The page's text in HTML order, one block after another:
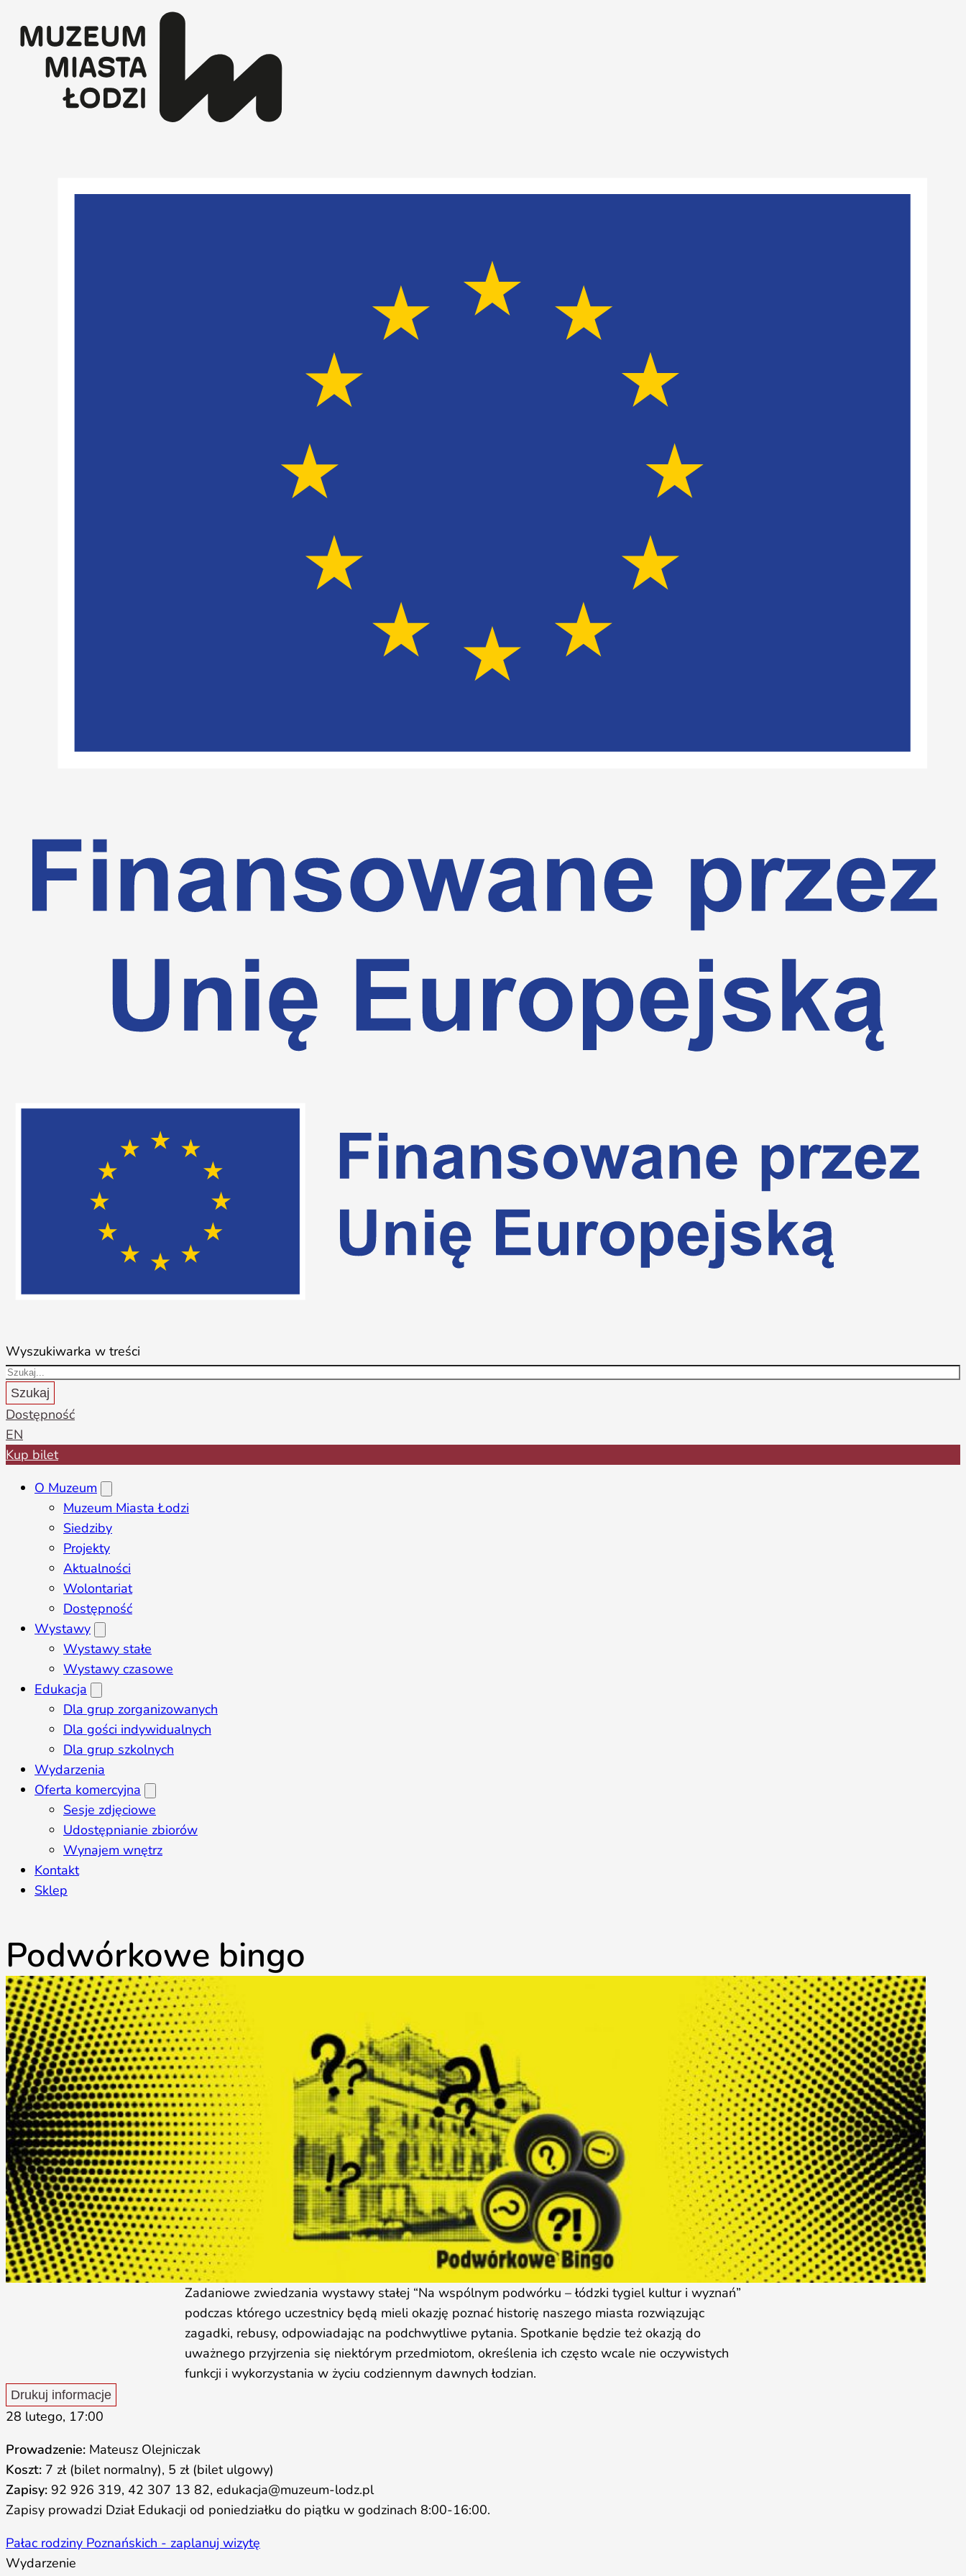
Wyszukiwarka w treści
Szukaj
Dostępność
EN
Kup bilet
O Muzeum
Muzeum Miasta Łodzi
Siedziby
Projekty
Aktualności
Wolontariat
Dostępność
Wystawy
Wystawy stałe
Wystawy czasowe
Edukacja
Dla grup zorganizowanych
Dla gości indywidualnych
Dla grup szkolnych
Wydarzenia
Oferta komercyjna
Sesje zdjęciowe
Udostępnianie zbiorów
Wynajem wnętrz
Kontakt
Sklep
Podwórkowe bingo
Zadaniowe zwiedzania wystawy stałej “Na wspólnym podwórku – łódzki tygiel kultur i wyznań”
podczas którego uczestnicy będą mieli okazję poznać historię naszego miasta rozwiązując
zagadki, rebusy, odpowiadając na podchwytliwe pytania. Spotkanie będzie też okazją do
uważnego przyjrzenia się niektórym przedmiotom, określenia ich często wcale nie oczywistych
funkcji i wykorzystania w życiu codziennym dawnych łodzian.
Drukuj informacje
28 lutego, 17:00
Prowadzenie: Mateusz Olejniczak
Koszt: 7 zł (bilet normalny), 5 zł (bilet ulgowy)
Zapisy: 92 926 319, 42 307 13 82, edukacja@muzeum-lodz.pl
Zapisy prowadzi Dział Edukacji od poniedziałku do piątku w godzinach 8:00-16:00.
Pałac rodziny Poznańskich - zaplanuj wizytę
Wydarzenie